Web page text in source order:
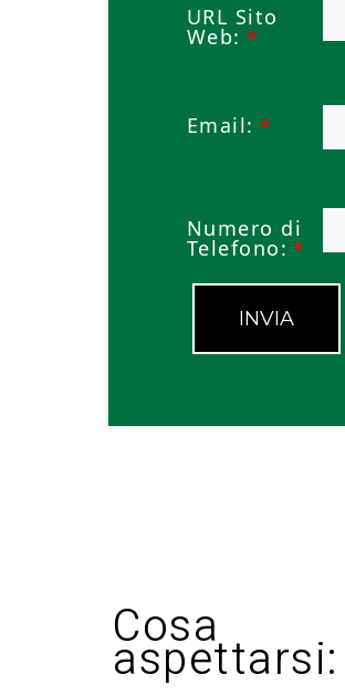
URL Sito
Web: *
Email: *
Numero di
Telefono: *
INVIA
Cosa
aspettarsi: